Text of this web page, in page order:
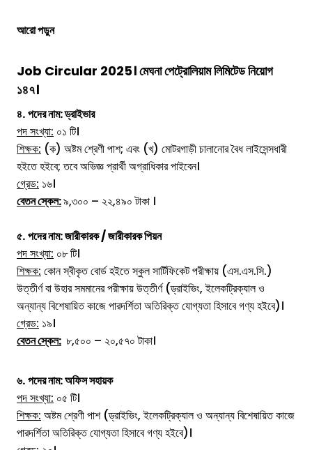
আরো পড়ুন
Job Circular 2025। মেঘনা পেট্রোলিয়াম লিমিটেড নিয়োগ
১৪৭।
৪.পদের নাম:ড্রাইভার
পদ সংখ্যা: ০১ টি।
শিক্ষক: (ক) অষ্টম শ্রেণী পাশ; এবং (খ) মোটরগাড়ী চালানোর বৈধ লাইসেন্সধারী
হইতে হইবে; তবে অভিজ্ঞ প্রার্থী অগ্রাধিকার পাইবেন।
গ্রেড: ১৬।
বেতন স্কেল:৯,৩০০ – ২২,৪৯০ টাকা ।
৫.পদের নাম:জারীকারক / জারীকারক পিয়ন
পদ সংখ্যা: ০৮ টি।
শিক্ষক: কোন স্বীকৃত বোর্ড হইতে স্কুল সার্টিফিকেট পরীক্ষায় (এস.এস.সি.)
উত্তীর্ণ বা উহার সমমানের পরীক্ষায় উত্তীর্ণ (ড্রাইভিং, ইলেকট্রিক্যাল ও
অন্যান্য বিশেষায়িত কাজে পারদর্শিতা অতিরিক্ত যোগ্যতা হিসাবে গণ্য হইবে)।
গ্রেড: ১৯।
বেতন স্কেল: ৮,৫০০ – ২০,৫৭০ টাকা।
৬.পদের নাম:অফিস সহায়ক
পদ সংখ্যা: ০৫ টি।
শিক্ষক: অষ্টম শ্রেণী পাশ (ড্রাইভিং, ইলেকট্রিক্যাল ও অন্যান্য বিশেষায়িত কাজে
পারদর্শিতা অতিরিক্ত যোগ্যতা হিসাবে গণ্য হইবে)।